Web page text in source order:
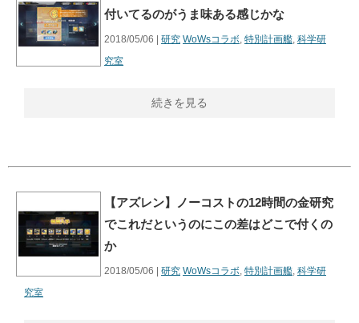
付いてるのがうま味ある感じかな
2018/05/06 | 研究 WoWsコラボ, 特別計画艦, 科学研
究室
続きを見る
【アズレン】ノーコストの12時間の金研究
でこれだというのにこの差はどこで付くの
か
2018/05/06 | 研究 WoWsコラボ, 特別計画艦, 科学研
究室